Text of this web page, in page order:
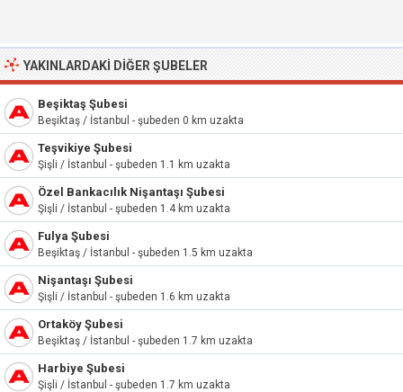
YAKINLARDAKI DIĞER ŞUBELER
Beşiktaş Şubesi
Beşiktaş / İstanbul - şubeden 0 km uzakta
Teşvikiye Şubesi
Şişli / İstanbul - şubeden 1.1 km uzakta
Özel Bankacılık Nişantaşı Şubesi
Şişli / İstanbul - şubeden 1.4 km uzakta
Fulya Şubesi
Beşiktaş / İstanbul - şubeden 1.5 km uzakta
Nişantaşı Şubesi
Şişli / İstanbul - şubeden 1.6 km uzakta
Ortaköy Şubesi
Beşiktaş / İstanbul - şubeden 1.7 km uzakta
Harbiye Şubesi
Şişli / İstanbul - şubeden 1.7 km uzakta